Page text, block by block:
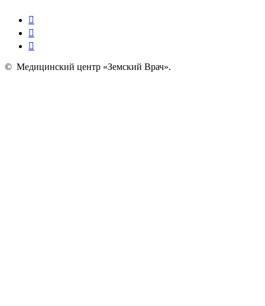
© Медицинский центр «Земский Врач».